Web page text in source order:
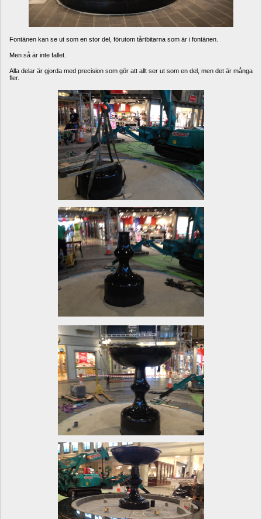
Fontänen kan se ut som en stor del, förutom tårtbitarna som är i fontänen.
Men så är inte fallet.
Alla delar är gjorda med precision som gör att allt ser ut som en del, men det är många
fler.